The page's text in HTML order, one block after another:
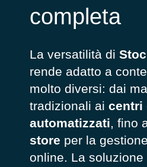
completa
La versatilità di
rende adatto a
molto diversi: dai
tradizionali ai centri
automatizzati, fino
store per la
online. La soluzione